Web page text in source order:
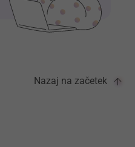
Nazaj na začetek